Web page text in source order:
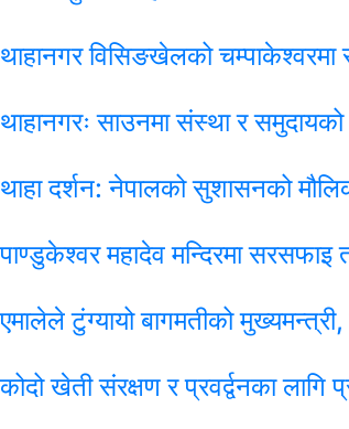
थाहानगर विसिङखेलको
थाहानगरः साउनमा संस्था र समुदायको
थाहा दर्शन: नेपालको सुशासनको
पाण्डुकेश्वर महादेव मन्दिरमा
एमालेले टुंग्यायो बागमतीको
कोदो खेती संरक्षण र प्रवर्द्वनका लागि